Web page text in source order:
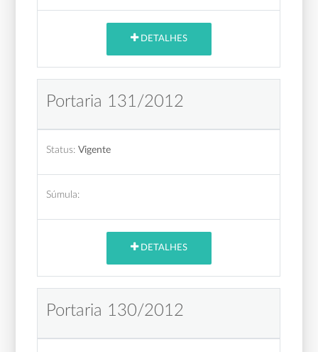
DETALHES
Portaria 131/2012
Status: Vigente
Súmula:
DETALHES
Portaria 130/2012